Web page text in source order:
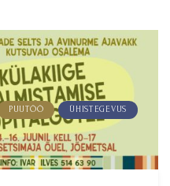
PUUTÖÖ ÜHISTEGEVUS